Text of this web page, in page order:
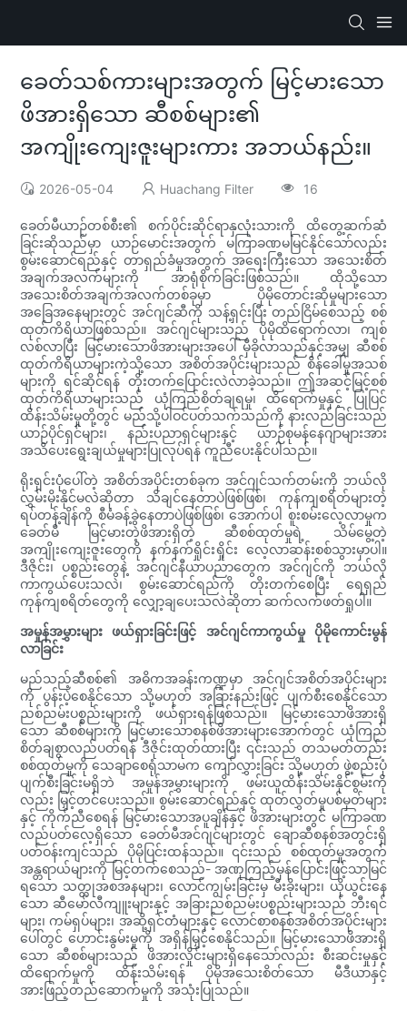
ခေတ်သစ်ကားများအတွက် မြင့်မားသော
ဖိအားရှိသော ဆီစစ်များ၏
အကျိုးကျေးဇူးများကား အဘယ်နည်း။
2026-05-04 Huachang Filter 16
ခေတ်မီယာဉ်တစ်စီး၏ စက်ပိုင်းဆိုင်ရာနှလုံးသားကို ထိတွေ့ဆက်ဆံ
ခြင်းဆိုသည်မှာ ယာဉ်မောင်းအတွက် မကြာခဏမမြင်နိုင်သော်လည်း
စွမ်းဆောင်ရည်နှင့် တာရှည်ခံမှုအတွက် အရေးကြီးသော အသေးစိတ်
အချက်အလက်များကို အာရုံစိုက်ခြင်းဖြစ်သည်။ ထိုသို့သော
အသေးစိတ်အချက်အလက်တစ်ခုမှာ ပိုမိုတောင်းဆိုမှုများသော
အခြေအနေများတွင် အင်ဂျင်ဆီကို သန့်ရှင်းပြီး တည်ငြိမ်စေသည့် စစ်
ထုတ်ကိရိယာဖြစ်သည်။ အင်ဂျင်များသည် ပိုမိုထိရောက်လာ၊ ကျစ်
လစ်လာပြီး မြင့်မားသောဖိအားများအပေါ် မှီခိုလာသည်နှင့်အမျှ ဆီစစ်
ထုတ်ကိရိယာများကဲ့သို့သော အစိတ်အပိုင်းများသည် စိန်ခေါ်မှုအသစ်
များကို ရင်ဆိုင်ရန် တိုးတက်ပြောင်းလဲလာခဲ့သည်။ ဤအဆင့်မြင့်စစ်
ထုတ်ကိရိယာများသည် ယုံကြည်စိတ်ချရမှု၊ ထိရောက်မှုနှင့် ပြုပြင်
ထိန်းသိမ်းမှုတို့တွင် မည်သို့ပါဝင်ပတ်သက်သည်ကို နားလည်ခြင်းသည်
ယာဉ်ပိုင်ရှင်များ၊ နည်းပညာရှင်များနှင့် ယာဉ်စုမန်နေဂျာများအား
အသိပေးရွေးချယ်မှုများပြုလုပ်ရန် ကူညီပေးနိုင်ပါသည်။
ရိုးရှင်းပုံပေါ်တဲ့ အစိတ်အပိုင်းတစ်ခုက အင်ဂျင်သက်တမ်းကို ဘယ်လို
လွှမ်းမိုးနိုင်မလဲဆိုတာ သိချင်နေတာပဲဖြစ်ဖြစ်၊ ကုန်ကျစရိတ်များတဲ့
ရပ်တန့်ချိန်ကို စီမံခန့်ခွဲနေတာပဲဖြစ်ဖြစ်၊ အောက်ပါ စူးစမ်းလေ့လာမှုက
ခေတ်မီ မြင့်မားတဲ့ဖိအားရှိတဲ့ ဆီစစ်ထုတ်မှုရဲ့ သိမ်မွေ့တဲ့
အကျိုးကျေးဇူးတွေကို နက်နက်ရှိုင်းရှိုင်း လေ့လာဆန်းစစ်သွားမှာပါ။
ဒီဇိုင်း၊ ပစ္စည်းတွေနဲ့ အင်ဂျင်နီယာပညာတွေက အင်ဂျင်ကို ဘယ်လို
ကာကွယ်ပေးသလဲ၊ စွမ်းဆောင်ရည်ကို တိုးတက်စေပြီး ရေရှည်
ကုန်ကျစရိတ်တွေကို လျှော့ချပေးသလဲဆိုတာ ဆက်လက်ဖတ်ရှုပါ။
အမှုန်အမွှားများ ဖယ်ရှားခြင်းဖြင့် အင်ဂျင်ကာကွယ်မှု ပိုမိုကောင်းမွန်
လာခြင်း
မည်သည့်ဆီစစ်၏ အဓိကအခန်းကဏ္ဍမှာ အင်ဂျင်အစိတ်အပိုင်းများ
ကို ပွန်းပဲ့စေနိုင်သော သို့မဟုတ် အခြားနည်းဖြင့် ပျက်စီးစေနိုင်သော
ညစ်ညမ်းပစ္စည်းများကို ဖယ်ရှားရန်ဖြစ်သည်။ မြင့်မားသောဖိအားရှိ
သော ဆီစစ်များကို မြင့်မားသောစနစ်ဖိအားများအောက်တွင် ယုံကြည်
စိတ်ချစွာလည်ပတ်ရန် ဒီဇိုင်းထုတ်ထားပြီး ၎င်းသည် တသမတ်တည်း
စစ်ထုတ်မှုကို သေချာစေရုံသာမက ကျော်လွှားခြင်း သို့မဟုတ် ဖွဲ့စည်းပုံ
ပျက်စီးခြင်းမရှိဘဲ အမှုန်အမွှားများကို ဖမ်းယူထိန်းသိမ်းနိုင်စွမ်းကို
လည်း မြှင့်တင်ပေးသည်။ စွမ်းဆောင်ရည်နှင့် ထုတ်လွှတ်မှုပစ်မှတ်များ
နှင့် ကိုက်ညီစေရန် မြင့်မားသောအပူချိန်နှင့် ဖိအားများတွင် မကြာခဏ
လည်ပတ်လေ့ရှိသော ခေတ်မီအင်ဂျင်များတွင် ချောဆီစနစ်အတွင်းရှိ
ပတ်ဝန်းကျင်သည် ပိုမိုပြင်းထန်သည်။ ၎င်းသည် စစ်ထုတ်မှုအတွက်
အန္တရာယ်များကို မြင့်တက်စေသည်- အဏုကြည့်မှန်ပြောင်းဖြင့်သာမြင်
ရသော သတ္တုအစအနများ၊ လောင်ကျွမ်းခြင်းမှ မီးခိုးများ၊ ယိုယွင်းနေ
သော ဆီမော်လီကျူးများနှင့် အခြားညစ်ညမ်းပစ္စည်းများသည် ဘီးရင်
များ၊ ကမ်ရှပ်များ၊ အဆို့ရှင်တံများနှင့် လောင်စာစနစ်အစိတ်အပိုင်းများ
ပေါ်တွင် ဟောင်းနွမ်းမှုကို အရှိန်မြှင့်စေနိုင်သည်။ မြင့်မားသောဖိအားရှိ
သော ဆီစစ်များသည် ဖိအားလှိုင်းများရှိနေသော်လည်း စီးဆင်းမှုနှင့်
ထိရောက်မှုကို ထိန်းသိမ်းရန် ပိုမိုအသေးစိတ်သော မီဒီယာနှင့်
အားဖြည့်တည်ဆောက်မှုကို အသုံးပြုသည်။